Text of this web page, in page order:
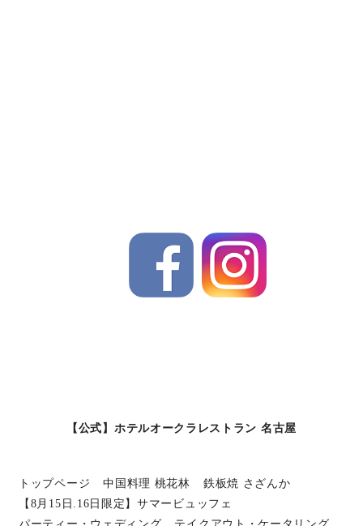
【公式】ホテルオークラレストラン 名古屋
トップページ 中国料理 桃花林
鉄板焼 さざんか
【8月15日.16日限定】サマービュッフェ